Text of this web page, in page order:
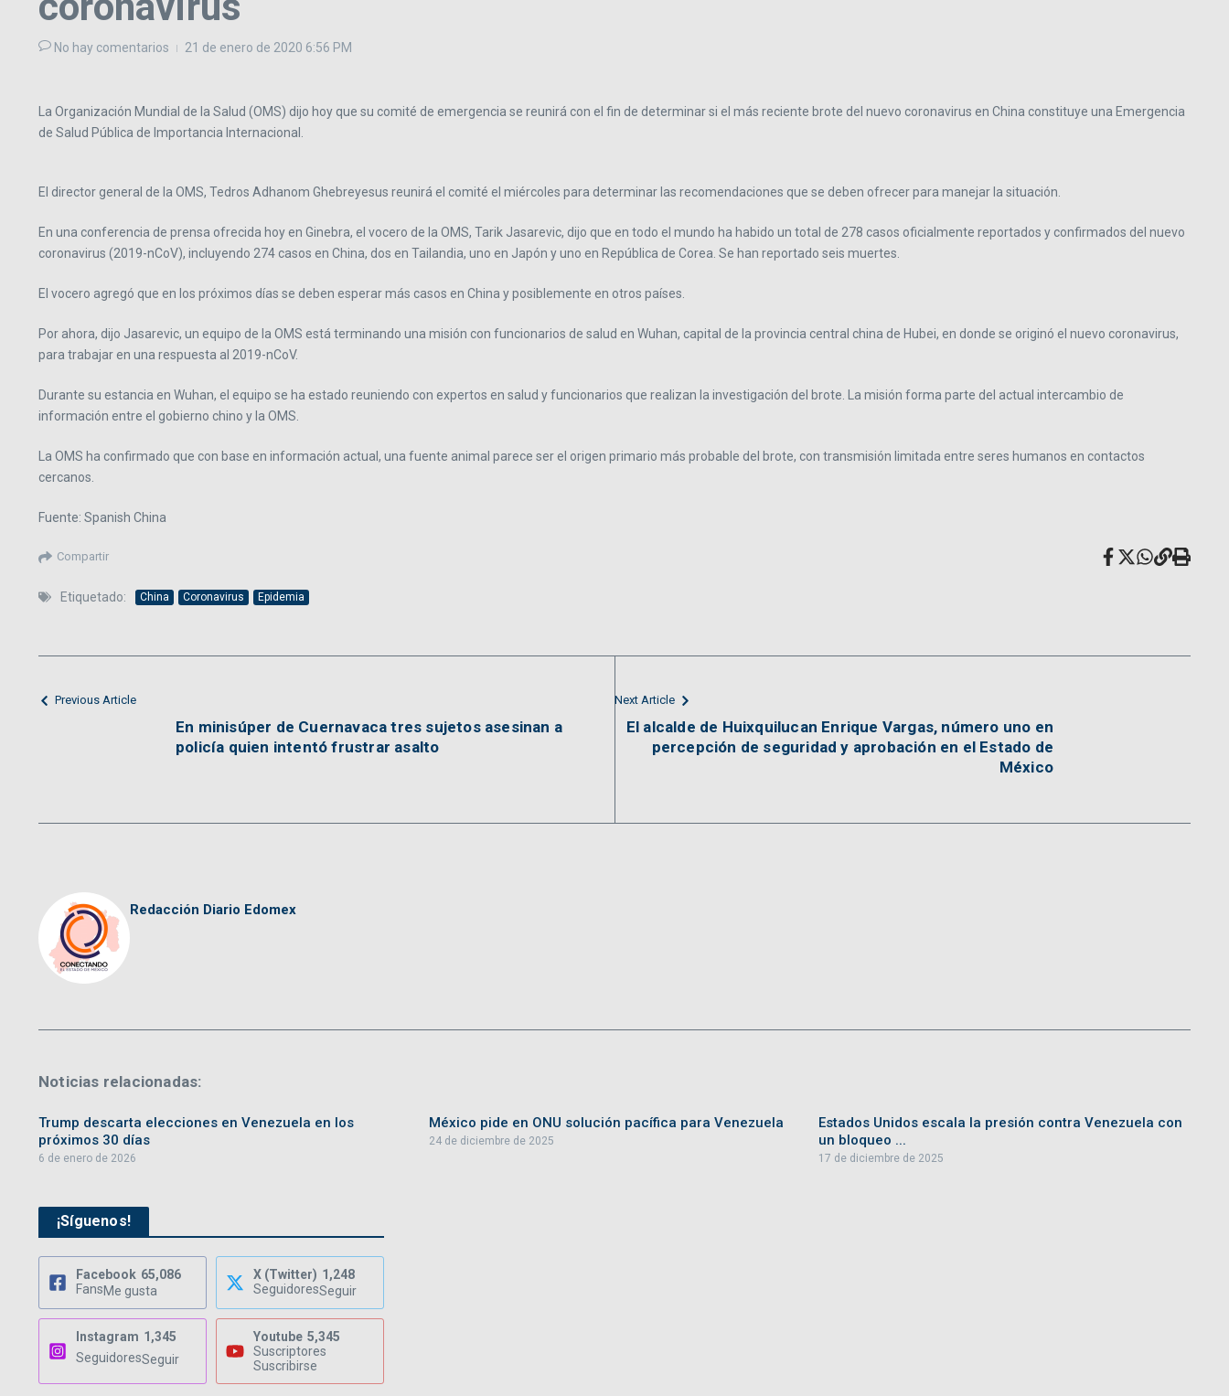
No hay comentarios 21 de enero de 2020 6:56 PM
La Organización Mundial de la Salud (OMS) dijo hoy que su comité de emergencia se reunirá con el fin de determinar si el más reciente brote del nuevo coronavirus en China constituye una Emergencia
de Salud Pública de Importancia Internacional.
El director general de la OMS, Tedros Adhanom Ghebreyesus reunirá el comité el miércoles para determinar las recomendaciones que se deben ofrecer para manejar la situación.
En una conferencia de prensa ofrecida hoy en Ginebra, el vocero de la OMS, Tarik Jasarevic, dijo que en todo el mundo ha habido un total de 278 casos oficialmente reportados y confirmados del nuevo
coronavirus (2019-nCoV), incluyendo 274 casos en China, dos en Tailandia, uno en Japón y uno en República de Corea. Se han reportado seis muertes.
El vocero agregó que en los próximos días se deben esperar más casos en China y posiblemente en otros países.
Por ahora, dijo Jasarevic, un equipo de la OMS está terminando una misión con funcionarios de salud en Wuhan, capital de la provincia central china de Hubei, en donde se originó el nuevo coronavirus,
para trabajar en una respuesta al 2019-nCoV.
Durante su estancia en Wuhan, el equipo se ha estado reuniendo con expertos en salud y funcionarios que realizan la investigación del brote. La misión forma parte del actual intercambio de
información entre el gobierno chino y la OMS.
La OMS ha confirmado que con base en información actual, una fuente animal parece ser el origen primario más probable del brote, con transmisión limitada entre seres humanos en contactos
cercanos.
Fuente: Spanish China
Compartir
Etiquetado: China Coronavirus Epidemia
Previous Article
En minisúper de Cuernavaca tres sujetos asesinan a
policía quien intentó frustrar asalto
Next Article
El alcalde de Huixquilucan Enrique Vargas, número uno en
percepción de seguridad y aprobación en el Estado de
México
Redacción Diario Edomex
Noticias relacionadas:
Trump descarta elecciones en Venezuela en los
próximos 30 días
6 de enero de 2026
México pide en ONU solución pacífica para Venezuela
24 de diciembre de 2025
Estados Unidos escala la presión contra Venezuela con
un bloqueo ...
17 de diciembre de 2025
¡Síguenos!
Facebook 65,086
FansMe gusta
X (Twitter) 1,248
SeguidoresSeguir
Instagram 1,345
SeguidoresSeguir
Youtube 5,345
Suscriptores
Suscribirse